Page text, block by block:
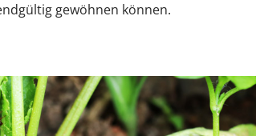
gewöhnen können.